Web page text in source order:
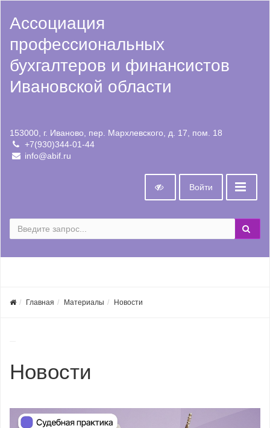
Ассоциация
профессиональных
бухгалтеров и финансистов
Ивановской области
153000, г. Иваново, пер. Мархлевского, д. 17, пом. 18
+7(930)344-01-44
info@abif.ru
Войти
Главная Материалы Новости
Новости